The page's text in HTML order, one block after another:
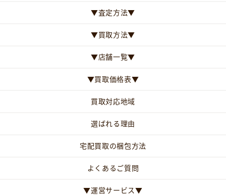
▼査定方法▼
▼買取方法▼
▼店舗一覧▼
▼買取価格表▼
買取対応地域
選ばれる理由
宅配買取の梱包方法
よくあるご質問
▼運営サービス▼